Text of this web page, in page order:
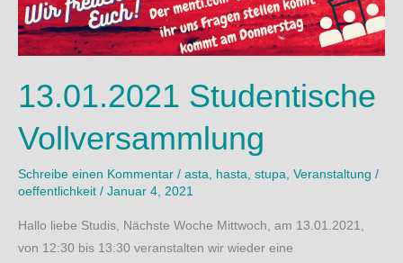
13.01.2021 Studentische
Vollversammlung
Schreibe einen Kommentar / asta hasta stupa Veranstaltung /
oeffentlichkeit / Januar 4, 2021
Hallo liebe Studis, Nächste Woche Mittwoch, am 13.01.2021,
von 12:30 bis 13:30 veranstalten wir wieder eine